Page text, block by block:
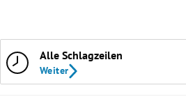
Alle Schlagzeilen
Weiter